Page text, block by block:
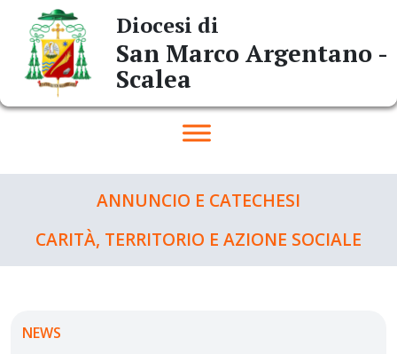
content
Diocesi di
San Marco Argentano -
Scalea
ANNUNCIO E CATECHESI
CARITÀ, TERRITORIO E AZIONE SOCIALE
NEWS